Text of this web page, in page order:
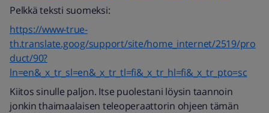
Pelkkä teksti suomeksi:
https://www-true-
th.translate.goog/support/site/home_internet/2519/pro
duct/90?
ln=en&_x_tr_sl=en&_x_tr_tl=fi&_x_tr_hl=fi&_x_tr_pto=sc
Kiitos sinulle paljon. Itse puolestani löysin taannoin
jonkin thaimaalaisen teleoperaattorin ohjeen tämän